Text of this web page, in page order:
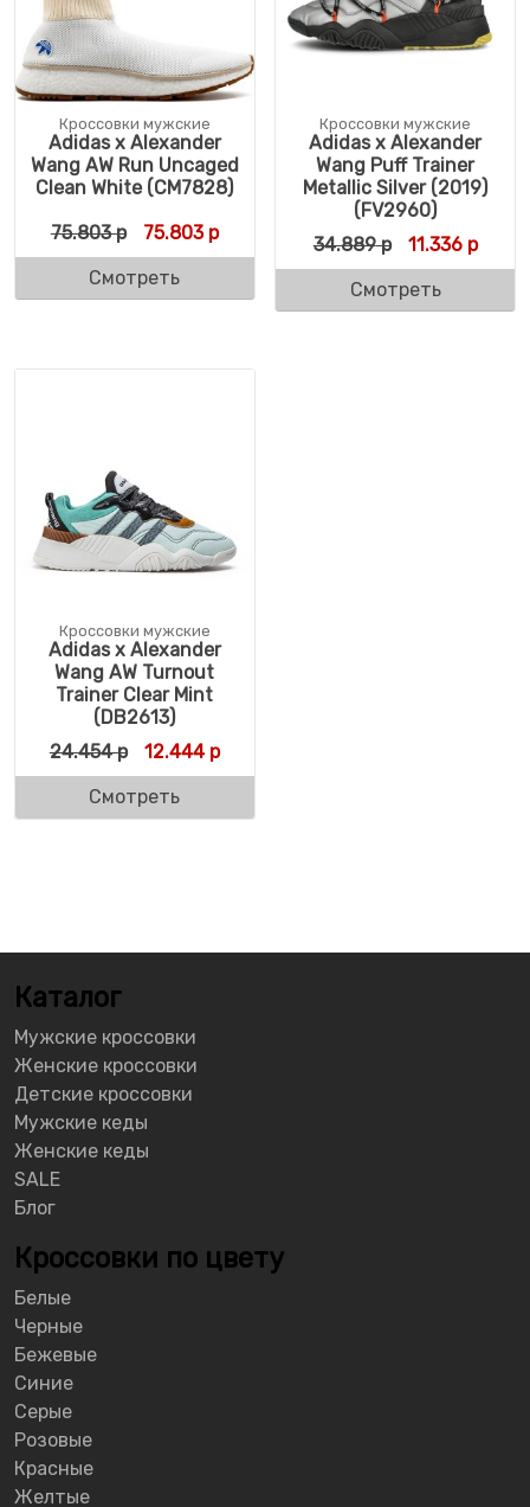
Кроссовки мужские
Adidas x Alexander
Wang AW Run Uncaged
Clean White (CM7828)
75.803р Первоначальная цена составляла 75.803
75.803рТекущая цена: 75.803 р.
Смотреть
Кроссовки мужские
Adidas x Alexander
Wang Puff Trainer
Metallic Silver (2019)
(FV2960)
34.889р 11.336р
Смотреть
Кроссовки мужские
Adidas x Alexander
Wang AW Turnout
Trainer Clear Mint
(DB2613)
24.454р Первоначальная цена составляла 24.454
12.444рТекущая цена: 12.444 р.
Смотреть
Каталог
Мужские кроссовки
Женские кроссовки
Детские кроссовки
Мужские кеды
Женские кеды
SALE
Блог
Кроссовки по цвету
Белые
Черные
Бежевые
Синие
Серые
Розовые
Красные
Желтые